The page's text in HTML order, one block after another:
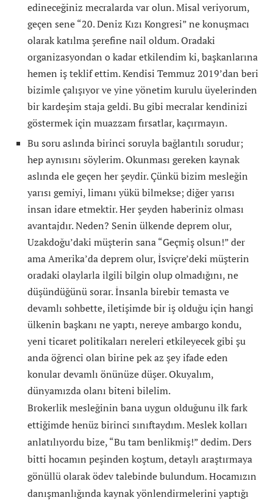
edineceğiniz mecralarda var olun. Misal veriyorum,
geçen sene “20. Deniz Kızı Kongresi” ne konuşmacı
olarak katılma şerefine nail oldum. Oradaki
organizasyondan o kadar etkilendim ki, başkanlarına
hemen iş teklif ettim. Kendisi Temmuz 2019’dan beri
bizimle çalışıyor ve yine yönetim kurulu üyelerinden
bir kardeşim staja geldi. Bu gibi mecralar kendinizi
göstermek için muazzam fırsatlar, kaçırmayın.
Bu soru aslında birinci soruyla bağlantılı sorudur;
hep aynısını söylerim. Okunması gereken kaynak
aslında ele geçen her şeydir. Çünkü bizim mesleğin
yarısı gemiyi, limanı yükü bilmekse; diğer yarısı
insan idare etmektir. Her şeyden haberiniz olması
avantajdır. Neden? Senin ülkende deprem olur,
Uzakdoğu’daki müşterin sana “Geçmiş olsun!” der
ama Amerika’da deprem olur, İsviçre’deki müşterin
oradaki olaylarla ilgili bilgin olup olmadığını, ne
düşündüğünü sorar. İnsanla birebir temasta ve
devamlı sohbette, iletişimde bir iş olduğu için hangi
ülkenin başkanı ne yaptı, nereye ambargo kondu,
yeni ticaret politikaları nereleri etkileyecek gibi şu
anda öğrenci olan birine pek az şey ifade eden
konular devamlı önünüze düşer. Okuyalım,
dünyamızda olanı biteni bilelim.
Brokerlik mesleğinin bana uygun olduğunu ilk fark
ettiğimde henüz birinci sınıftaydım. Meslek kolları
anlatılıyordu bize, “Bu tam benlikmiş!” dedim. Ders
bitti hocamın peşinden koştum, detaylı araştırmaya
gönüllü olarak ödev talebinde bulundum. Hocamızın
danışmanlığında kaynak yönlendirmelerini yaptığı